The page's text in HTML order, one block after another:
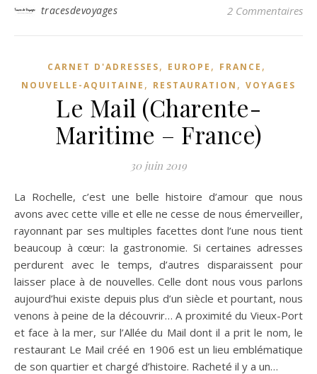
tracesdevoyages 2 Commentaires
CARNET D'ADRESSES, EUROPE , FRANCE ,
NOUVELLE-AQUITAINE , RESTAURATION , VOYAGES
Le Mail (Charente-
Maritime – France)
30 juin 2019
La Rochelle, c’est une belle histoire d’amour que nous
avons avec cette ville et elle ne cesse de nous émerveiller,
rayonnant par ses multiples facettes dont l’une nous tient
beaucoup à cœur: la gastronomie. Si certaines adresses
perdurent avec le temps, d’autres disparaissent pour
laisser place à de nouvelles. Celle dont nous vous parlons
aujourd’hui existe depuis plus d’un siècle et pourtant, nous
venons à peine de la découvrir… A proximité du Vieux-Port
et face à la mer, sur l’Allée du Mail dont il a prit le nom, le
restaurant Le Mail créé en 1906 est un lieu emblématique
de son quartier et chargé d’histoire. Racheté il y a un…